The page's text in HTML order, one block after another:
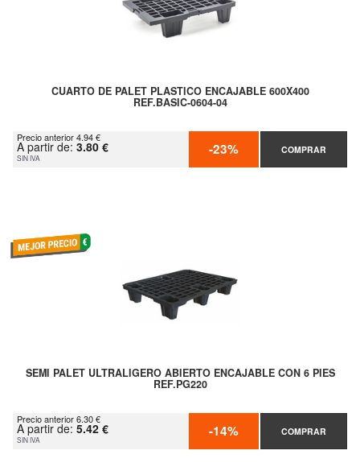
CUARTO DE PALET PLASTICO ENCAJABLE 600X400
REF.BASIC-0604-04
Precio anterior 4.94 €
A partir de: 3.80 €
SIN IVA -23% COMPRAR
SEMI PALET ULTRALIGERO ABIERTO ENCAJABLE CON 6 PIES
REF.PG220
Precio anterior 6.30 €
A partir de: 5.42 €
SIN IVA -14% COMPRAR